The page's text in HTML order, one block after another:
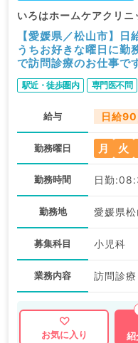
いろはホームケアクリニ
【愛媛県／松山市】
うちお好きな曜日に勤
で訪問診療のお仕事で
駅近・徒歩圏内 専門医不問
給与 日給
勤務曜日 月 火
勤務時間 日勤
勤務地 愛媛県
募集科目 小児科
業務内容 訪問診
お気に入り
紹